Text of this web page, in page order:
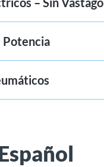
Potencia